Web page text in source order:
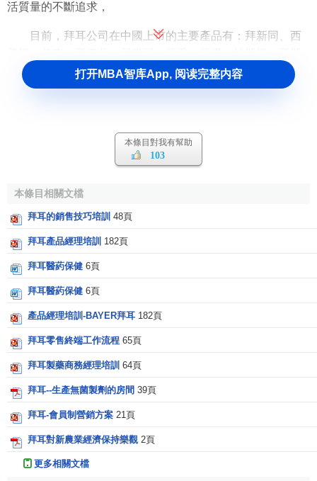
活質量的不斷追求，
目前，拜耳公司在中國上市的主要產品有：拜新同、西
明-25等。
集團與合資生產企業在其戰略引導下開展獨立運營。
集團總裁——戴慕博士領導。
在大中華區擁有18家公司，其中8家公司的生產設施現已投
產，為公司涉足的所有業務領域提供支持。本地化生產在銷
售額中所占比例與日俱增。拜耳在中國的
現：
拜耳不僅承諾遵守“全球契約
全球契約 ”的目標，鼎力支持一系列項目，其中包括：
與Abrinq Foundation通力合作杜絕雇佣非法童工
大力支持世界衛生組織抵抗昏睡症的鬥爭
Libra：控制抗生素抗性擴散的拜耳全球創舉
打开MBA智库App, 阅读完整内容
本條目對我有幫助
103
本條目相關文檔
拜耳的銷售技巧培訓 48頁
拜耳產品經理培訓 182頁
拜耳醫葯保健 6頁
拜耳醫葯保健 6頁
產品經理培訓-BAYER拜耳 182頁
拜耳零售終端工作流程 65頁
拜耳製藥商務經理培訓 64頁
拜耳--生產無菌製劑的房間 39頁
拜耳-會員制營銷方案 21頁
拜耳對新農業經濟保持樂觀 2頁
更多相關文檔